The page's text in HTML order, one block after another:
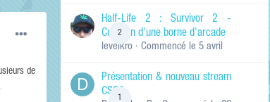
RECHERCHER LES
Titres et corps
Titres des
de
2
Half-Life 2 : Survivor 2 -
Création d'une borne d'arcade
levelkro · Commencé le 5 avril
1
Présentation & nouveau stream
CSGO